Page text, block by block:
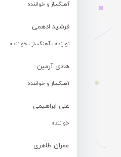
آهنگساز و خواننده
فرشید ادهمی
نوازنده ، آهنگساز ، خواننده
هادی آرمین
آهنگساز و خواننده
علی ابراهیمی
خواننده
عمران طاهری